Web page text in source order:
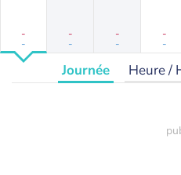
-
-
-
-
-
-
-
-
Journée Heure /